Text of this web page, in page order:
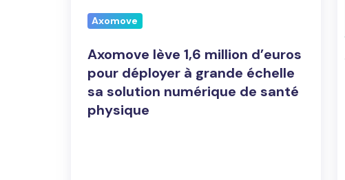
pour
déployer
grande
échelle
Axomove
Axomove lève 1,6 million d’euros
pour déployer à grande échelle
sa solution numérique de santé
physique